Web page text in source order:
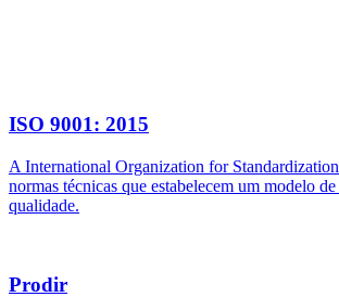
ISO 9001: 2015
A International Organization for
normas técnicas que estabelecem um modelo de
qualidade.
Prodir